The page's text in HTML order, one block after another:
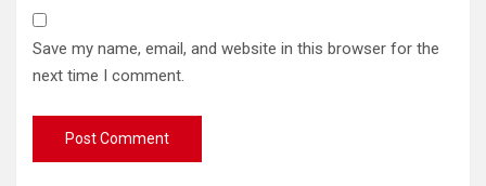
Save my name, email, and website in this browser for the
next time I comment.